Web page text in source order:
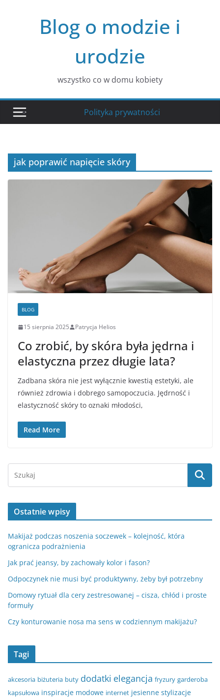
Blog o modzie i
urodzie
wszystko co w domu kobiety
Polityka prywatności
jak poprawić napięcie skóry
BLOG
15 sierpnia 2025 Patrycja Helios
Co zrobić, by skóra była jędrna i
elastyczna przez długie lata?
Zadbana skóra nie jest wyłącznie kwestią estetyki, ale
również zdrowia i dobrego samopoczucia. Jędrność i
elastyczność skóry to oznaki młodości,
Read More
Ostatnie wpisy
Makijaż podczas noszenia soczewek – kolejność, która
ogranicza podrażnienia
Jak prać jeansy, by zachowały kolor i fason?
Odpoczynek nie musi być produktywny, żeby był potrzebny
Domowy rytuał dla cery zestresowanej – cisza, chłód i proste
formuły
Czy konturowanie nosa ma sens w codziennym makijażu?
Tagi
akcesoria biżuteria buty dodatki elegancja fryzury garderoba
kapsułowa inspiracje modowe internet jesienne stylizacje